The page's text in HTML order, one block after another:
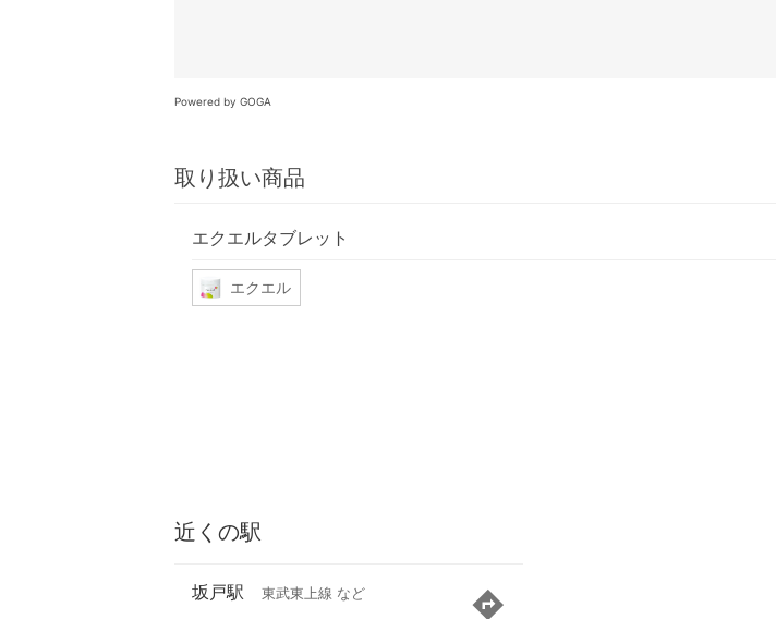
Powered by GOGA
取り扱い商品
エクエルタブレット
エクエル
近くの駅
坂戸駅 東武東上線 など